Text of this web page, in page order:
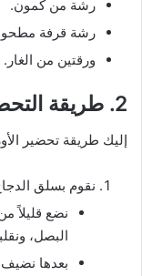
رشة من كمون.
رشة قرفة
ورقتين من الغار.
2. طريقة التحضير
إليك طريقة تحضير
نقوم بسلق
نضع قليلاً
البصل،
بعدها نضيف